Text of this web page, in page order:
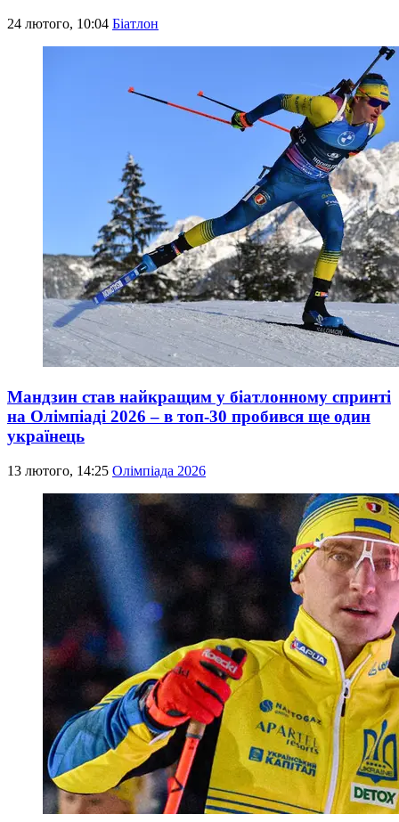
24 лютого, 10:04 Біатлон
Мандзин став найкращим у біатлонному спринті
на Олімпіаді 2026 – в топ-30 пробився ще один
українець
13 лютого, 14:25 Олімпіада 2026